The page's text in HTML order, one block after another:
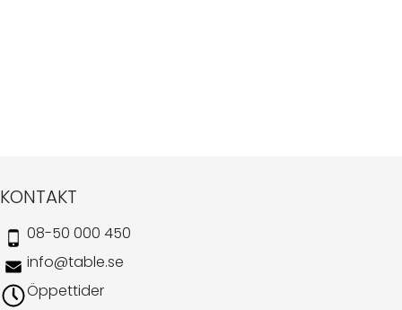
KONTAKT
08-50 000 450
info@table.se
Öppettider